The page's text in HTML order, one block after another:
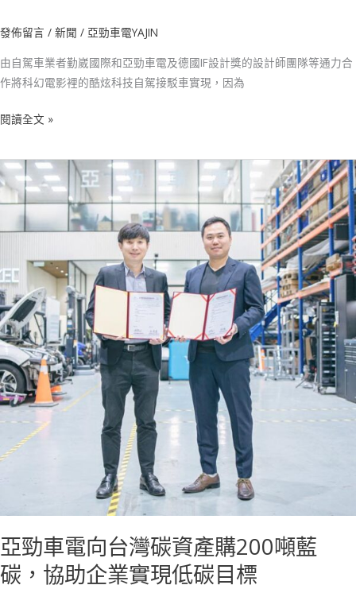
發佈留言 / 新聞 / 亞勁車電YAJIN
由自駕車業者勤崴國際和亞勁車電及德國IF設計獎的設計師團隊等通力合
作將科幻電影裡的酷炫科技自駕接駁車實現，因為
閱讀全文 »
亞勁車電向台灣碳資產購200噸藍
碳，協助企業實現低碳目標
亞
勁
車
電
台
灣
碳
資
產
購
200
噸
藍
碳，
協
實
現
低